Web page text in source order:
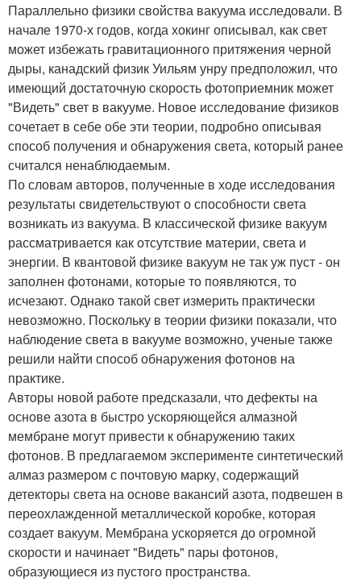
Параллельно физики свойства вакуума исследовали. В
начале 1970-х годов, когда хокинг описывал, как свет
может избежать гравитационного притяжения черной
дыры, канадский физик Уильям унру предположил, что
имеющий достаточную скорость фотоприемник может
"Видеть" свет в вакууме. Новое исследование физиков
сочетает в себе обе эти теории, подробно описывая
способ получения и обнаружения света, который ранее
считался ненаблюдаемым.
По словам авторов, полученные в ходе исследования
результаты свидетельствуют о способности света
возникать из вакуума. В классической физике вакуум
рассматривается как отсутствие материи, света и
энергии. В квантовой физике вакуум не так уж пуст - он
заполнен фотонами, которые то появляются, то
исчезают. Однако такой свет измерить практически
невозможно. Поскольку в теории физики показали, что
наблюдение света в вакууме возможно, ученые также
решили найти способ обнаружения фотонов на
практике.
Авторы новой работе предсказали, что дефекты на
основе азота в быстро ускоряющейся алмазной
мембране могут привести к обнаружению таких
фотонов. В предлагаемом эксперименте синтетический
алмаз размером с почтовую марку, содержащий
детекторы света на основе вакансий азота, подвешен в
переохлажденной металлической коробке, которая
создает вакуум. Мембрана ускоряется до огромной
скорости и начинает "Видеть" пары фотонов,
образующиеся из пустого пространства.